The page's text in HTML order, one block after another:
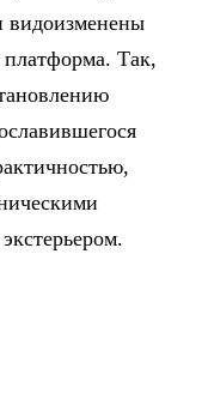
видоизменены
Так,